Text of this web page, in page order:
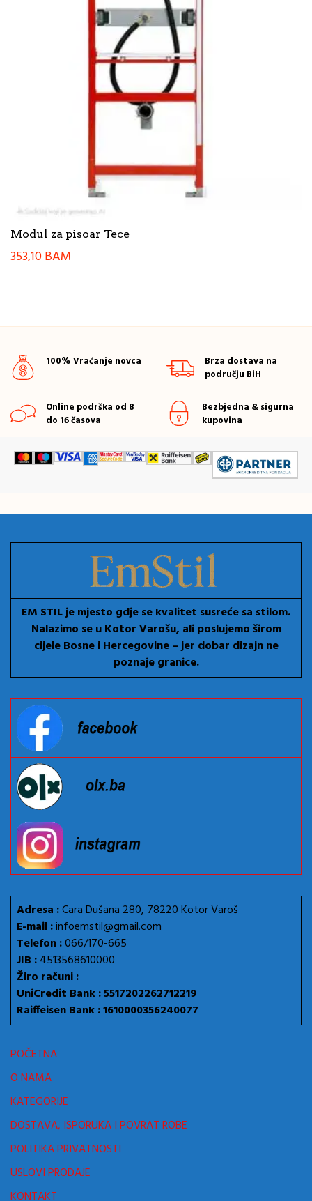
Modul za pisoar Tece
353,10BAM
100% Vraćanje novca
Brza dostava na
području BiH
Online podrška od 8
do 16 časova
Bezbjedna & sigurna
kupovina
EM STIL je mjesto gdje se kvalitet susreće sa stilom.
Nalazimo se u Kotor Varošu, ali poslujemo širom
cijele Bosne i Hercegovine – jer dobar dizajn ne
poznaje granice.
Adresa :Cara Dušana 280, 78220 Kotor Varoš
E-mail :infoemstil@gmail.com
Telefon :066/170-665
JIB :4513568610000
Žiro računi :
UniCredit Bank : 5517202262712219
Raiffeisen Bank : 1610000356240077
POČETNA
O NAMA
KATEGORIJE
DOSTAVA, ISPORUKA I POVRAT ROBE
POLITIKA PRIVATNOSTI
USLOVI PRODAJE
KONTAKT